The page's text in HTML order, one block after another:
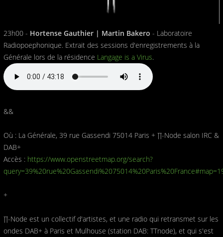
23h00 - Hortense Gauthier | Martin Bakero - Laboratoire
Radiopoephonique. Extrait des sessions d'enregistrements à la
Générale lors de la résidence Langage is a Virus.
&&
Où : La Générale, 39 rue Gassendi 75014 Paris + ∏-Node salon IRC &
DAB+
Accès : https://www.openstreetmap.org/search?
+
∏-Node est un collectif d'artistes, et une radio qui retransmet sur les
ondes DAB+ à Paris et Mulhouse (station DAB: TTnode), et qui s'est